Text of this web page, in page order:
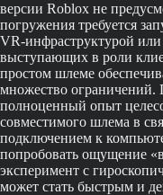
версии Roblox не
погружения требуется
VR-инфраструктурой
выступающих в роли
простом шлеме
множество
полноценный опыт
совместимого шлема в
подключением к
попробовать ощущение
эксперимент с
может стать быстрым и